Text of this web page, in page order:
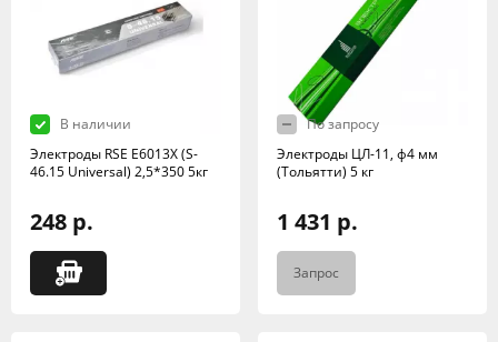
В наличии
Электроды RSE Е6013X (S-
46.15 Universal) 2,5*350 5кг
248 р.
По запросу
Электроды ЦЛ-11, ф4 мм
(Тольятти) 5 кг
1 431 р.
Запрос